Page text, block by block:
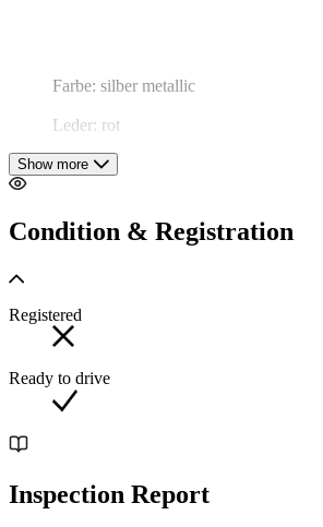
Farbe: silber metallic
Leder: rot
Verdeck Stoff: schwarz
Italienische Fahrzeugpapiere vorhanden.
4-Zylinder, 80PS/ 59 KW, 2267ccm
Show more
Condition & Registration
Registered
Ready to drive
Inspection Report